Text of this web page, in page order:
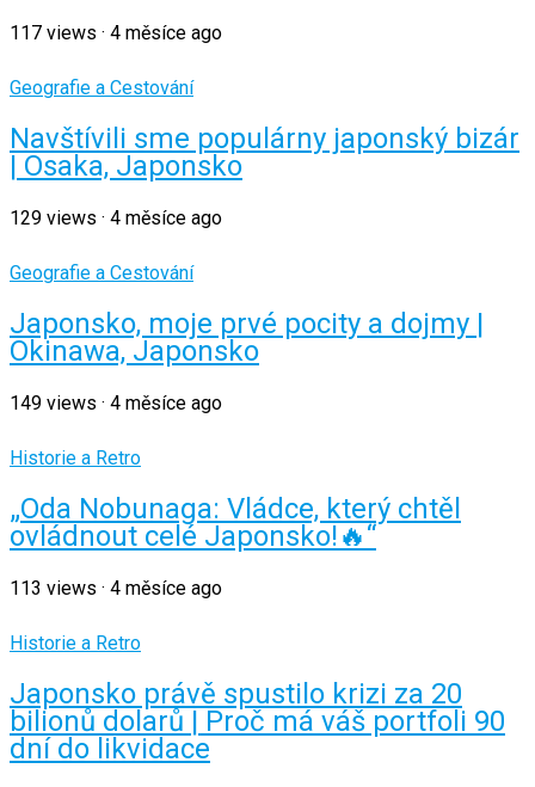
117 views · 4 měsíce ago
Geografie a Cestování
Navštívili sme populárny japonský bizár
| Osaka, Japonsko
129 views · 4 měsíce ago
Geografie a Cestování
Japonsko, moje prvé pocity a dojmy |
Okinawa, Japonsko
149 views · 4 měsíce ago
Historie a Retro
„Oda Nobunaga: Vládce, který chtěl
ovládnout celé Japonsko!🔥“
113 views · 4 měsíce ago
Historie a Retro
Japonsko právě spustilo krizi za 20
bilionů dolarů | Proč má váš portfoli 90
dní do likvidace